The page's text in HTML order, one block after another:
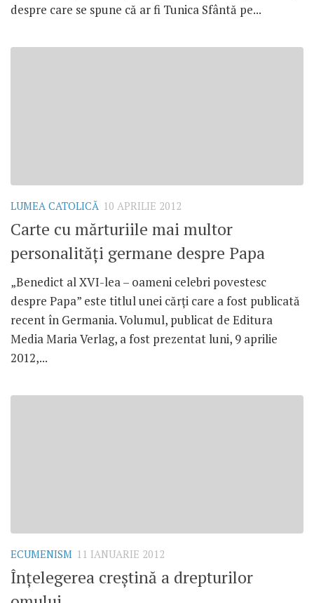
despre care se spune că ar fi Tunica Sfântă pe...
LUMEA CATOLICĂ 10 APRILIE 2012
Carte cu mărturiile mai multor
personalităţi germane despre Papa
„Benedict al XVI-lea – oameni celebri povestesc
despre Papa” este titlul unei cărţi care a fost publicată
recent în Germania. Volumul, publicat de Editura
Media Maria Verlag, a fost prezentat luni, 9 aprilie
2012,...
ECUMENISM 11 IANUARIE 2012
Înţelegerea creştină a drepturilor